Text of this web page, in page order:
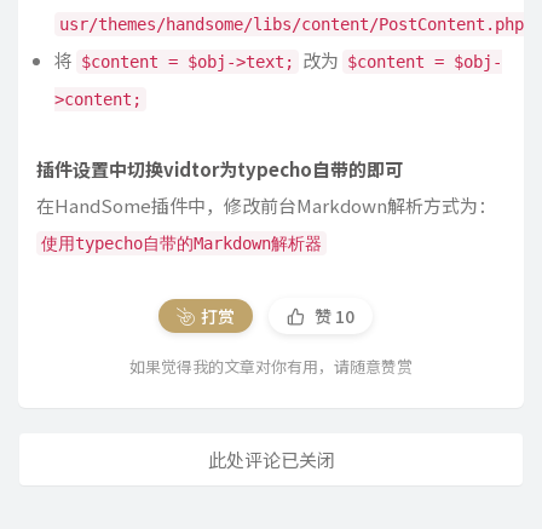
usr/themes/handsome/libs/content/PostContent.php
将 $content = $obj->text; 改为 $content = $obj-
>content;
插件设置中切换vidtor为typecho自带的即可
在HandSome插件中，修改前台Markdown解析方式为：
使用typecho自带的Markdown解析器
打赏 赞 10
如果觉得我的文章对你有用，请随意赞赏
此处评论已关闭